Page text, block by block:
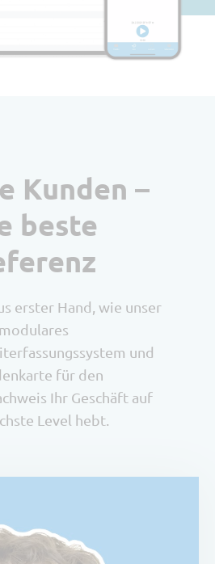
Kunden –
beste
erster Hand, wie unser
modulares
und
für den
Ihr Geschäft auf
Level hebt.